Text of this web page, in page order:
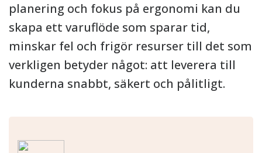
planering och fokus på ergonomi kan du
skapa ett varuflöde som sparar tid,
minskar fel och frigör resurser till det som
verkligen betyder något: att leverera till
kunderna snabbt, säkert och pålitligt.